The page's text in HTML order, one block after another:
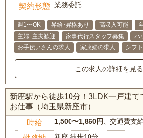
契約形態 業務委託
週1〜OK 昇給･昇格あり 高収入可能
主婦･主夫歓迎
家事代行スタッフ募集
ハ
お手伝いさんの求人
家政婦の求人 シフ
この求人の詳細を見る
新座駅から徒歩10分！3LDK一戸建て
お仕事（埼玉県新座市）
時給 1,500〜1,860円 、交通費支